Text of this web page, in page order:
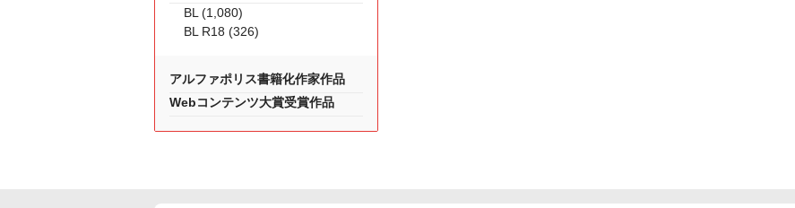
BL (1,080)
BL R18 (326)
アルファポリス書籍化作家作品
Webコンテンツ大賞受賞作品